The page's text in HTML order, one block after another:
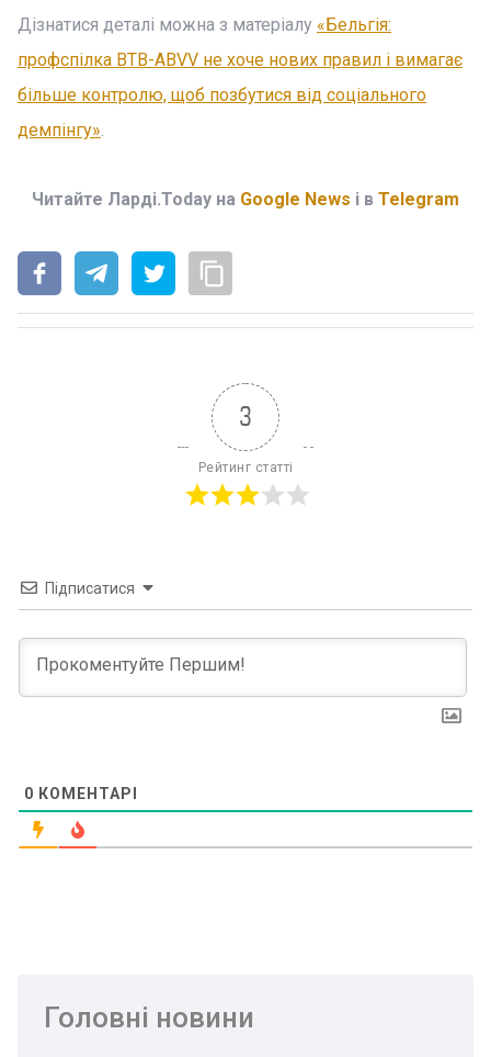
Дізнатися деталі можна з матеріалу «Бельгія:
профспілка BTB-ABVV не хоче нових правил і вимагає
більше контролю, щоб позбутися від соціального
демпінгу».
Читайте Ларді.Today на Google News і в Telegram
3
Рейтинг статті
Підписатися
0 КОМЕНТАРІ
Головні новини